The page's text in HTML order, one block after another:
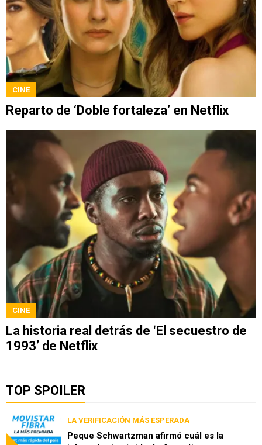
CINE
Reparto de ‘Doble fortaleza’ en Netflix
CINE
La historia real detrás de ‘El secuestro de
1993’ de Netflix
TOP SPOILER
LA VERIFICACIÓN MÁS ESPERADA
Peque Schwartzman afirmó cuál es la